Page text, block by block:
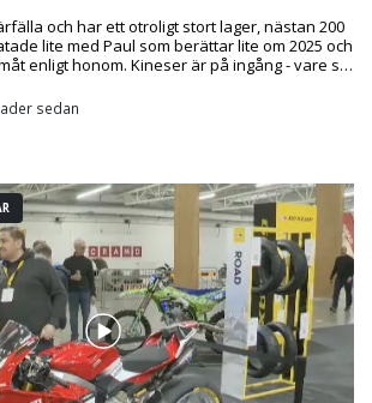
och har ett otroligt stort lager, nästan 200
lite med Paul som berättar lite om 2025 och
enligt honom. Kineser är på ingång - vare sig
sedan